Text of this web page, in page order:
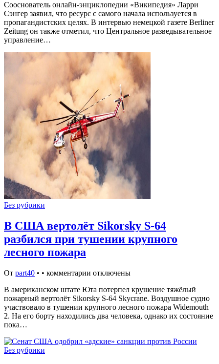
Сооснователь онлайн-энциклопедии «Википедия» Ларри
Сэнгер заявил, что ресурс с самого начала используется в
пропагандистских целях. В интервью немецкой газете Berliner
Zeitung он также отметил, что Центральное разведывательное
управление…
Без рубрики
В США вертолёт Sikorsky S-64
разбился при тушении крупного
лесного пожара
От part40 • • комментарии отключены
В американском штате Юта потерпел крушение тяжёлый
пожарный вертолёт Sikorsky S-64 Skycrane. Воздушное судно
участвовало в тушении крупного лесного пожара Widemouth
2. На его борту находились два человека, однако их состояние
пока…
Без рубрики